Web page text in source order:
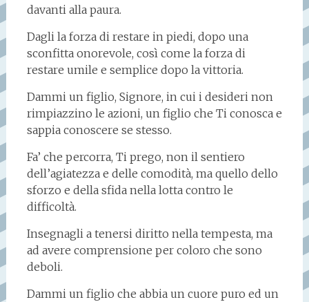
davanti alla paura.
Dagli la forza di restare in piedi, dopo una
sconfitta onorevole, così come la forza di
restare umile e semplice dopo la vittoria.
Dammi un figlio, Signore, in cui i desideri non
rimpiazzino le azioni, un figlio che Ti conosca e
sappia conoscere se stesso.
Fa’ che percorra, Ti prego, non il sentiero
dell’agiatezza e delle comodità, ma quello dello
sforzo e della sfida nella lotta contro le
difficoltà.
Insegnagli a tenersi diritto nella tempesta, ma
ad avere comprensione per coloro che sono
deboli.
Dammi un figlio che abbia un cuore puro ed un